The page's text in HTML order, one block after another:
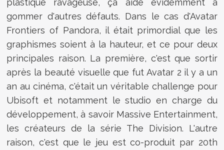
plastique ravageuse, ça aide évidemment à
gommer d'autres défauts. Dans le cas d'Avatar
Frontiers of Pandora, il était primordial que les
graphismes soient à la hauteur, et ce pour deux
principales raison. La première, c'est que sortir
après la beauté visuelle que fut Avatar 2 il y a un
an au cinéma, c'était un véritable challenge pour
Ubisoft et notamment le studio en charge du
développement, à savoir Massive Entertainment,
les créateurs de la série The Division. L'autre
raison, c'est que le jeu est co-produit par 20th